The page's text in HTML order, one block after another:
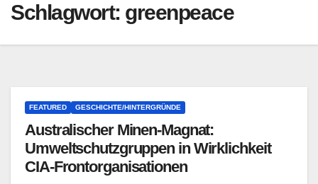
Schlagwort: greenpeace
FEATURED GESCHICHTE/HINTERGRÜNDE
Australischer Minen-Magnat:
Umweltschutzgruppen in Wirklichkeit
CIA-Frontorganisationen